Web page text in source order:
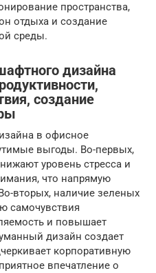
пространства,
отдыха и создание
среды.
дизайна
создание
в офисное
выгоды. Во-первых,
уровень стресса и
что напрямую
вторых, наличие зеленых
самочувствия
и повышает
дизайн создает
корпоративную
впечатление о